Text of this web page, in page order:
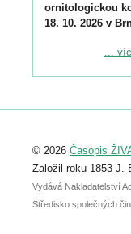
ornitologickou
18. 10. 2026 v
Podrobnější
Registrovat se
abstraktu
posteru je už 30.
...
© 2026 Časopis
Založil roku 1853 J.
Vydává Nakladatelství
Středisko společných